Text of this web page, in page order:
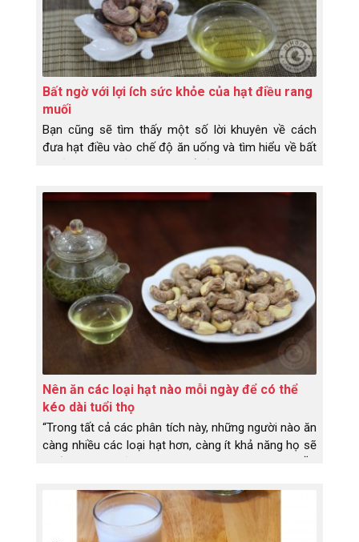
Bất ngờ với lợi ích sức khỏe của hạt điều rang
muối
Bạn cũng sẽ tìm thấy một số lời khuyên về cách
đưa hạt điều vào chế độ ăn uống và tìm hiểu về bất
Nên ăn các loại hạt nào mỗi ngày để có thể
kéo dài tuổi thọ
“Trong tất cả các phân tích này, những người nào ăn
càng nhiều các loại hạt hơn, càng ít khả năng họ sẽ
đến việc giảm 7% nguy cơ tử vong, Hai đến bốn lần
một tuần để giảm 13%, Năm đến sáu lần một tuần
giảm 15% Và bảy lần trở lên trong một tuần, giảm